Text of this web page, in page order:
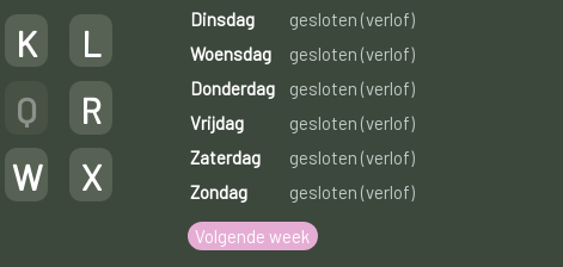
K
L
Q
R
W
X
Dinsdag
gesloten (verlof)
Woensdag
gesloten (verlof)
Donderdag
gesloten (verlof)
Vrijdag
gesloten (verlof)
Zaterdag
gesloten (verlof)
Zondag
gesloten (verlof)
Volgende week